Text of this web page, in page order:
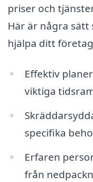
priser och
Här är några
hjälpa ditt
Effektiv
viktiga
specifika
Erfaren
från